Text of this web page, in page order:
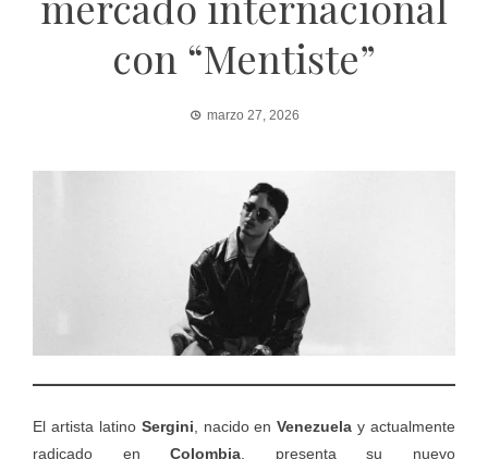
con “Mentiste”
marzo 27, 2026
El artista latino Sergini, nacido enVenezuela y actualmente
radicado enColombia, presenta su nuevo